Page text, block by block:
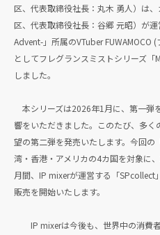
区、代表取締役社長：丸木 勇人）は
区、代表取締役社長：谷郷 元昭）が
Advent-」所属のVTuber FUWAMOCO
としてフレグランスミストシリーズ「
しました。
本シリーズは2026年1月に、第一弾
響をいただきました。このたび、多
望の第二弾を発売いたします。今回の
湾・香港・アメリカの4カ国を対象に
月間、IP mixerが運営する「
販売を開始いたします。
IP mixerは今後も、世界中の消費